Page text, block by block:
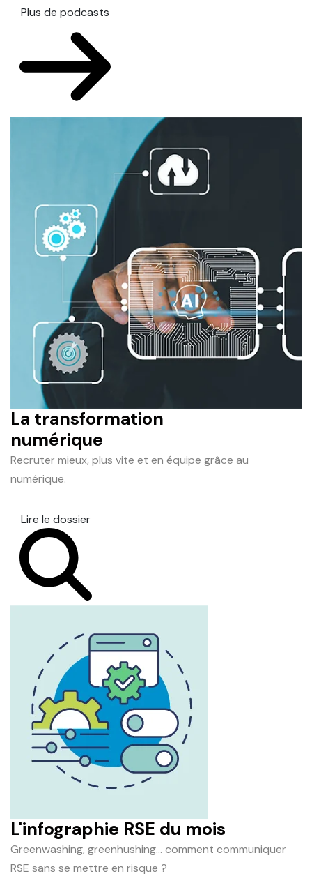
Plus de podcasts
La transformation
numérique
Recruter mieux, plus vite et en équipe grâce au
numérique.
Lire le dossier
L'infographie RSE du mois
Greenwashing, greenhushing… comment communiquer
RSE sans se mettre en risque ?